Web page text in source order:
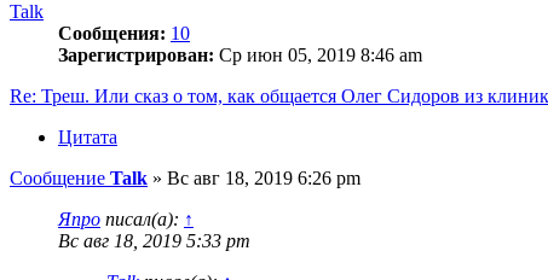
Talk
Сообщения: 10
Зарегистрирован: Ср июн 05, 2019 8:46 am
Re: Треш. Или сказ о том, как общается Олег Сидоров из
Цитата
Сообщение Talk » Вс авг 18, 2019 6:26 pm
Япро писал(а): ↑
Вс авг 18, 2019 5:33 pm